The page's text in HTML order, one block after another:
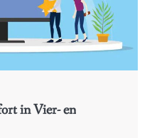
in Vier- en